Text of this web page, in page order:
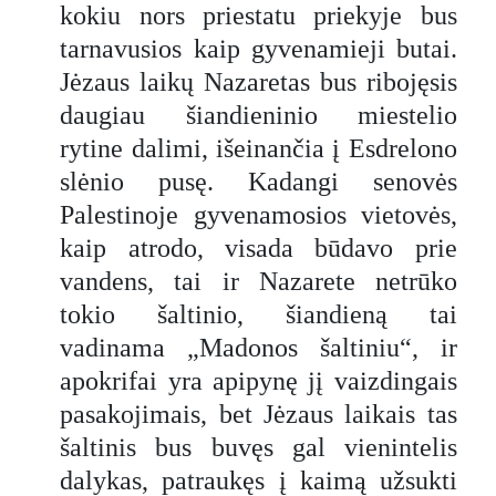
kokiu nors priestatu priekyje bus
tarnavusios kaip gyvenamieji butai.
Jėzaus laikų Nazaretas bus ribojęsis
daugiau šiandieninio miestelio
rytine dalimi, išeinančia į Esdrelono
slėnio pusę. Kadangi senovės
Palestinoje gyvenamosios vietovės,
kaip atrodo, visada būdavo prie
vandens, tai ir Nazarete netrūko
tokio šaltinio, šiandieną tai
vadinama „Madonos šaltiniu“, ir
apokrifai yra apipynę jį vaizdingais
pasakojimais, bet Jėzaus laikais tas
šaltinis bus buvęs gal vienintelis
dalykas, patraukęs į kaimą užsukti